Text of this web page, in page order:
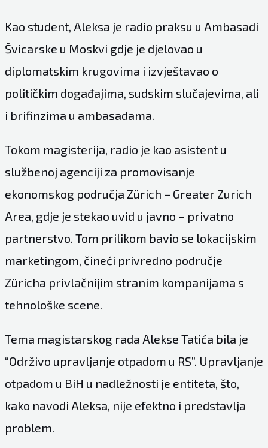
Kao student, Aleksa je radio praksu u Ambasadi
Švicarske u Moskvi gdje je djelovao u
diplomatskim krugovima i izvještavao o
političkim događajima, sudskim slučajevima, ali
i brifinzima u ambasadama.
Tokom magisterija, radio je kao asistent u
službenoj agenciji za promovisanje
ekonomskog područja Zürich – Greater Zurich
Area, gdje je stekao uvid u javno – privatno
partnerstvo. Tom prilikom bavio se lokacijskim
marketingom, čineći privredno područje
Züricha privlačnijim stranim kompanijama s
tehnološke scene.
Tema magistarskog rada Alekse Tatića bila je
“Održivo upravljanje otpadom u RS”. Upravljanje
otpadom u BiH u nadležnosti je entiteta, što,
kako navodi Aleksa, nije efektno i predstavlja
problem.